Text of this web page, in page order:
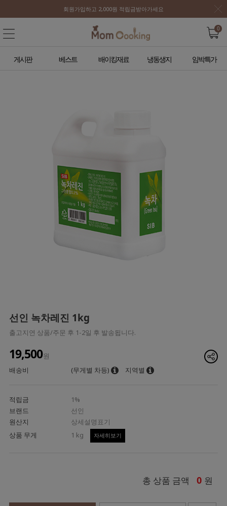
회원가입하고 2,000원 적립금받아가세요
0
게시판 베스트 배이킹재료 냉동생지 임박특가
선인 녹차레진 1kg
출고지연 상품/주문 후 1-2일 후 발송됩니다.
19,500원
배송비
(무게별 차등) 지역별
적립금
1%
브랜드
선인
원산지
상세설명표기
상품 무게
1 kg 자세히보기
총 상품 금액 0 원